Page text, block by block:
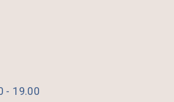
- 19.00